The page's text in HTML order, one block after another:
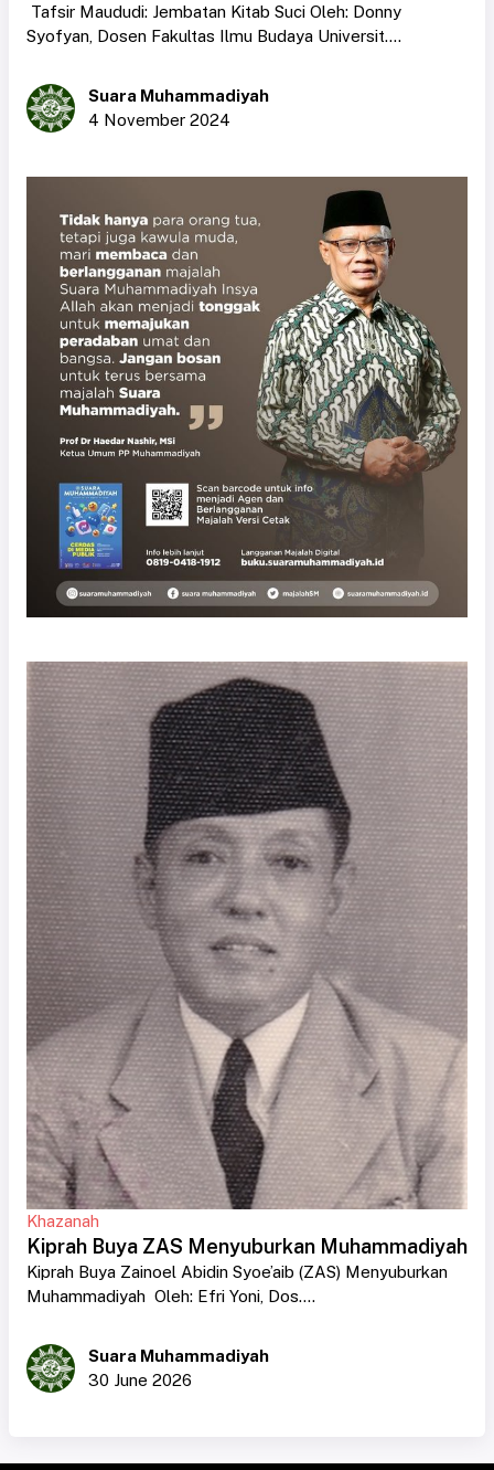
Tafsir Maududi: Jembatan Kitab Suci Oleh: Donny
Syofyan, Dosen Fakultas Ilmu Budaya Universit....
Suara Muhammadiyah
4 November 2024
Khazanah
Kiprah Buya ZAS Menyuburkan Muhammadiyah
Kiprah Buya Zainoel Abidin Syoe’aib (ZAS) Menyuburkan
Muhammadiyah Oleh: Efri Yoni, Dos....
Suara Muhammadiyah
30 June 2026